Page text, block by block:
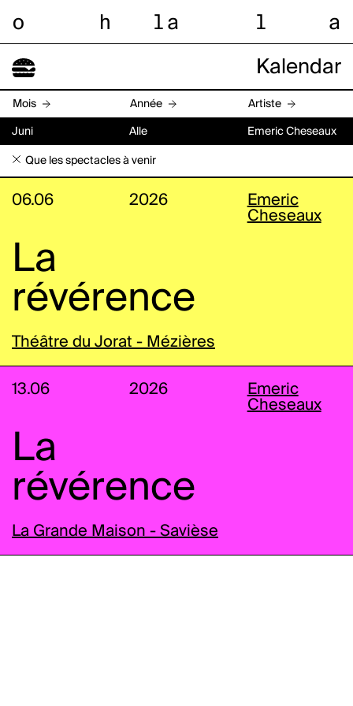
o h l a l a
Kalendar
Mois Année Artiste
Juni Alle Emeric Cheseaux
Que les spectacles à venir
06.06 2026
Emeric
Cheseaux
La
révérence
Théâtre du Jorat - Mézières
13.06 2026
Emeric
Cheseaux
La
révérence
La Grande Maison - Savièse